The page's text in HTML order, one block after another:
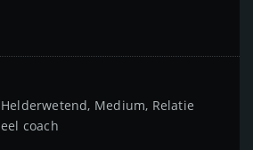
Medium, Relatie
coach